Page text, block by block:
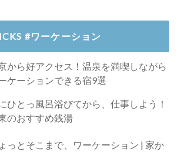
#ワーケーション
から好アクセス！温泉を満喫しながら
ケーションできる宿9選
ひとっ風呂浴びてから、仕事しよう！
のおすすめ銭湯
っとそこまで、ワーケーション | 家か